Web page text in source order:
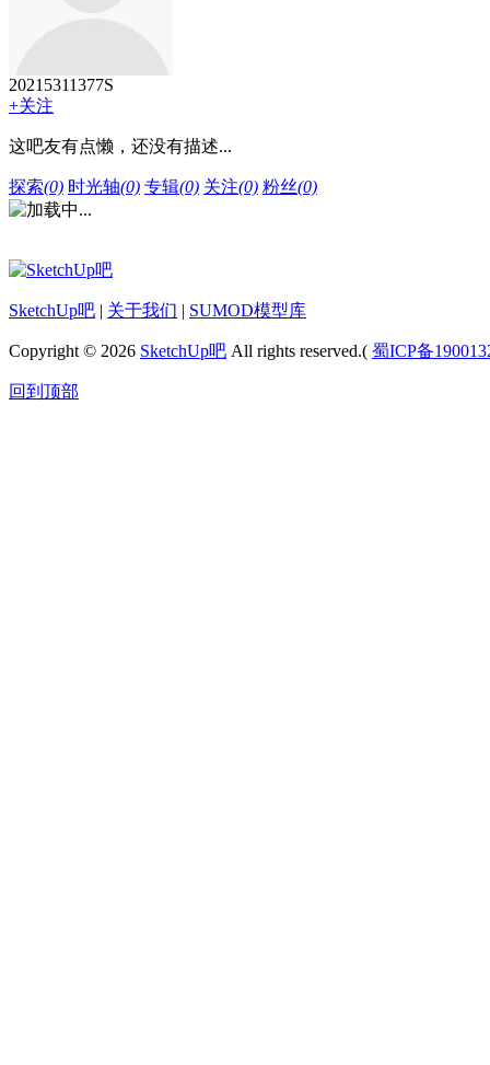
20215311377S
+关注
这吧友有点懒，还没有描述...
探索(0) 时光轴(0) 专辑(0) 关注(0) 粉丝(0)
SketchUp吧 | 关于我们 | SUMOD模型库
Copyright © 2026 SketchUp吧 All rights reserved.( 蜀ICP备
回到顶部